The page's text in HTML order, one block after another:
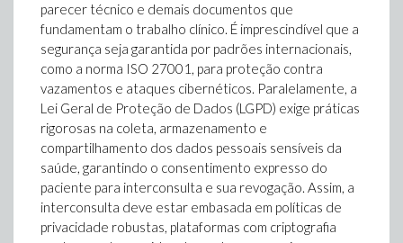
parecer técnico e demais documentos que
fundamentam o trabalho clínico. É imprescindível que a
segurança seja garantida por padrões internacionais,
como a norma ISO 27001, para proteção contra
vazamentos e ataques cibernéticos. Paralelamente, a
Lei Geral de Proteção de Dados (LGPD) exige práticas
rigorosas na coleta, armazenamento e
compartilhamento dos dados pessoais sensíveis da
saúde, garantindo o consentimento expresso do
paciente para interconsulta e sua revogação. Assim, a
interconsulta deve estar embasada em políticas de
privacidade robustas, plataformas com criptografia